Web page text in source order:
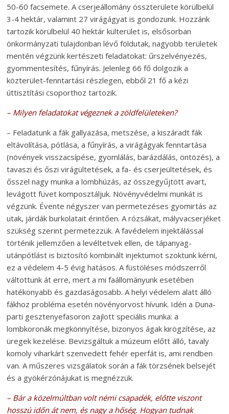
50-60 facsemete. A cserjeállomány összterülete körülbelül
3-4 hektár, valamint 27 virágágyat is gondozunk. Hozzánk
tartozik körülbelül 40 hektár külterület is, elsősorban
önkormányzati tulajdonban lévő földutak, nagyobb területek
mentén végzünk kertészeti feladatokat: űrszelvényezés,
gyommentesítés, fűnyírás. Jelenleg 66 fő dolgozik a
közterület-fenntartási részlegen, ebből 21 fő a kézi
úttisztítási csoporthoz tartozik.
– Milyen feladatokat végeznek a zöldfelületeken?
– Feladatunk a fák gallyazása, metszése, a kiszáradt fák
eltávolítása, pótlása, a fűnyírás, a virágágyak fenntartása
(növények visszacsípése, gyomlálás, barázdálás, öntözés), a
tavaszi és őszi virágültetések, a fa- és cserjeültetések, és
ősszel nagy munka a lombhúzás, az összegyűjtött avart,
levágott füvet komposztáljuk. Növényvédelmi munkát is
végzünk. Évente négyszer van permetezéses gyomirtás az
utak, járdák burkolatait érintően. A rózsákat, mályvacserjéket
szükség szerint permetezzük. A favédelem injektálással
történik jellemzően a levéltetvek ellen, de tápanyag-
utánpótlást is biztosító kombinált injektumot szoktunk kérni,
ez a védelem 4-5 évig hatásos. A füstöléses módszerről
váltottunk át erre, mert a mi faállományunk esetében
hatékonyabb és gazdaságosabb. A helyi védelem alatt álló
fákhoz probléma esetén növényorvost hívunk. Idén a Duna-
parti gesztenyefasoron zajlott speciális munka: a
lombkoronák megkönnyítése, bizonyos ágak kirögzítése, az
üregek kezelése. Bevizsgáltuk a múzeum előtt álló, tavaly
komoly viharkárt szenvedett fehér eperfát is, ami rendben
van. A műszeres vizsgálatok során a fák törzsének belsejét
és a gyökérzónájukat is megnézzük.
– Bár a közelmúltban volt némi csapadék, előtte viszont
hosszú időn át nem, és nagy a hőség. Hogyan tudnak